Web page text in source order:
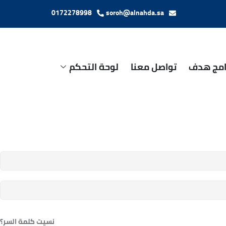
soroh@alnahda.sa
0172278998
هدف تواصل معنا لوحة التحكم
نسيت كلمة السر؟